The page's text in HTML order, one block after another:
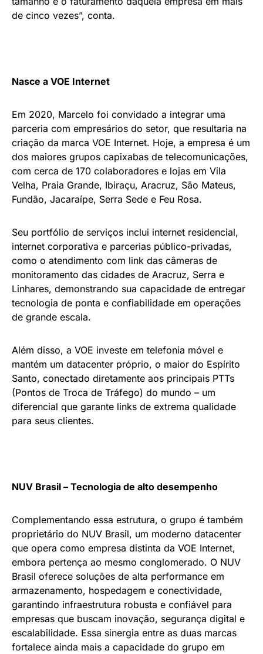
de cinco vezes”, conta.
Nasce a VOE Internet
Em 2020, Marcelo foi convidado a integrar uma
parceria com empresários do setor, que resultaria na
criação da marca VOE Internet. Hoje, a empresa é um
dos maiores grupos capixabas de telecomunicações,
com cerca de 170 colaboradores e lojas em Vila
Velha, Praia Grande, Ibiraçu, Aracruz, São Mateus,
Fundão, Jacaraípe, Serra Sede e Feu Rosa.
Seu portfólio de serviços inclui internet residencial,
internet corporativa e parcerias público-privadas,
como o atendimento com link das câmeras de
monitoramento das cidades de Aracruz, Serra e
Linhares, demonstrando sua capacidade de entregar
tecnologia de ponta e confiabilidade em operações
de grande escala.
Além disso, a VOE investe em telefonia móvel e
mantém um datacenter próprio, o maior do Espírito
Santo, conectado diretamente aos principais PTTs
(Pontos de Troca de Tráfego) do mundo – um
diferencial que garante links de extrema qualidade
para seus clientes.
NUV Brasil – Tecnologia de alto desempenho
Complementando essa estrutura, o grupo é também
proprietário do NUV Brasil, um moderno datacenter
que opera como empresa distinta da VOE Internet,
embora pertença ao mesmo conglomerado. O NUV
Brasil oferece soluções de alta performance em
armazenamento, hospedagem e conectividade,
garantindo infraestrutura robusta e confiável para
empresas que buscam inovação, segurança digital e
escalabilidade. Essa sinergia entre as duas marcas
fortalece ainda mais a capacidade do grupo em